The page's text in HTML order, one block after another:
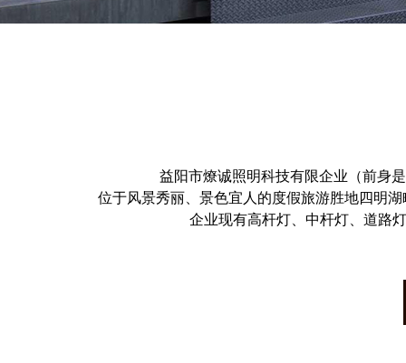
益阳市燎诚照明科技有限企业（前身
位于风景秀丽、景色宜人的度假旅游胜地四明
企业现有高杆灯、中杆灯、道路